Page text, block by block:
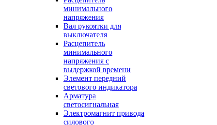
минимального
напряжения
Вал рукоятки для
выключателя
Расцепитель
минимального
напряжения с
выдержкой времени
Элемент передний
светового индикатора
Арматура
светосигнальная
Электромагнит привода
силового